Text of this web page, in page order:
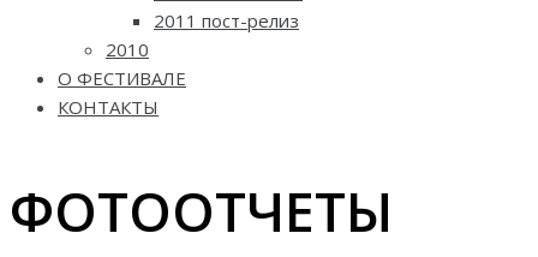
2011 пост-релиз
2010
О ФЕСТИВАЛЕ
КОНТАКТЫ
ФОТООТЧЕТЫ